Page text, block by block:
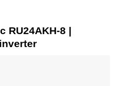
RU24AKH-8 |